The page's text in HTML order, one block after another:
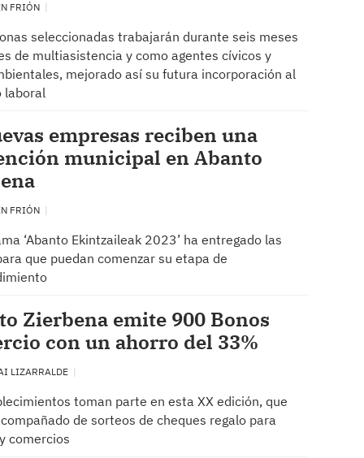
FRIÓN
seleccionadas trabajarán durante seis meses
de multiasistencia y como agentes cívicos y
mejorado así su futura incorporación al
laboral
empresas reciben una
municipal en Abanto
FRIÓN
‘Abanto Ekintzaileak 2023’ ha entregado las
que puedan comenzar su etapa de
Zierbena emite 900 Bonos
con un ahorro del 33%
LIZARRALDE
toman parte en esta XX edición, que
de sorteos de cheques regalo para
comercios